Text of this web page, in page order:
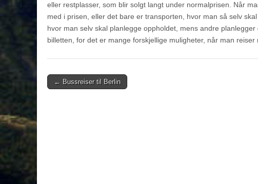
eller restplasser, som blir solgt langt under normalprisen. Når
med i prisen, eller det bare er transporten, hvor man så selv
hvor man selv skal planlegge oppholdet, mens andre
billetten, for det er mange forskjellige muligheter, når man reiser
Post
← Bussreiser til Berlin